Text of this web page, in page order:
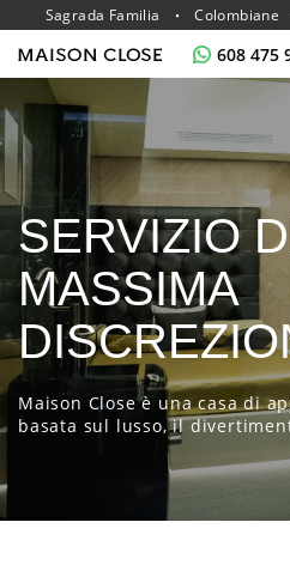
Sagrada Familia Colombiane
608 475
SERVIZIO
MASSIMA
Maison Close è una casa di
basata sul lusso, il